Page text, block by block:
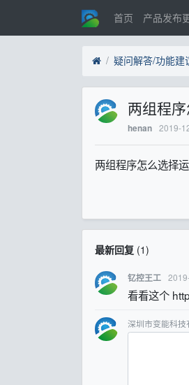
首页 产品发布
疑问解答/功能建
两组程
henan 2019-
两组程序怎么选择
最新回复(1)
钇控王工
看看这个
深圳市变能科